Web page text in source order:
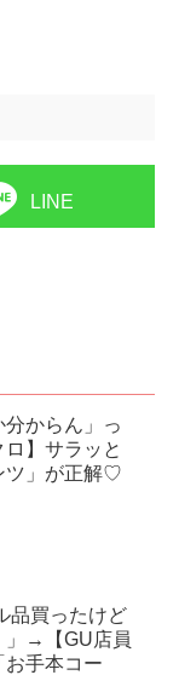
LINE
分からん」っ
】サラッと
ツ」が正解♡
品買ったけど
」→【GU店員
お手本コー